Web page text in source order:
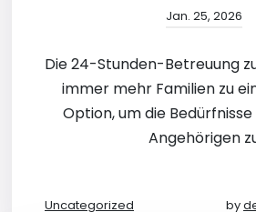
Jan. 25, 2026
Die 24-Stunden-Betreuung
immer mehr Familien zu
Option, um die
Angehörigen
Uncategorized by